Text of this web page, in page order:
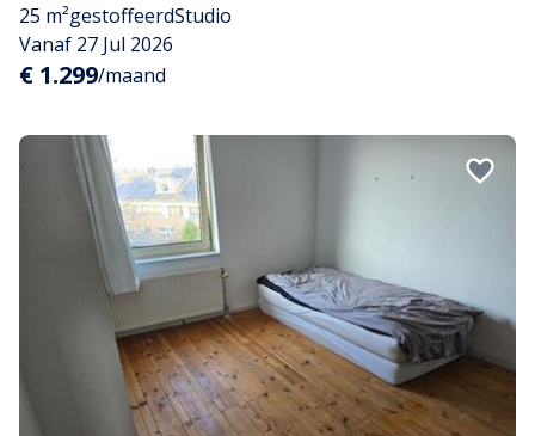
25 m²gestoffeerdStudio
Vanaf 27 Jul 2026
€ 1.299/maand